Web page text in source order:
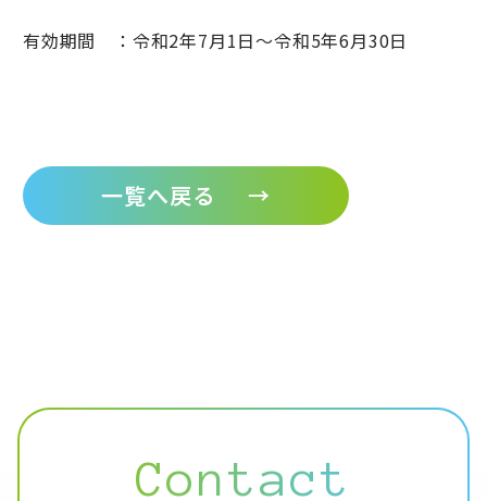
有効期間 ：令和2年7月1日～令和5年6月30日
一覧へ戻る →
Contact